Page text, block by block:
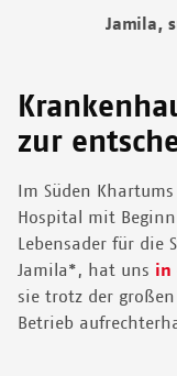
Jamila,
zur
Im Süden
Hospital mit
Lebensader für die
Jamila*, hat uns in
sie trotz der
Betrieb